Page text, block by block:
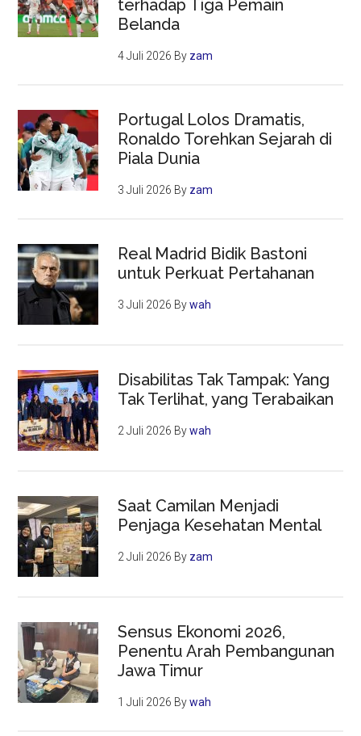
terhadap Tiga Pemain
Belanda
4 Juli 2026 By zam
Portugal Lolos Dramatis,
Ronaldo Torehkan Sejarah di
Piala Dunia
3 Juli 2026 By zam
Real Madrid Bidik Bastoni
untuk Perkuat Pertahanan
3 Juli 2026 Bywah
Disabilitas Tak Tampak: Yang
Tak Terlihat, yang Terabaikan
2 Juli 2026 Bywah
Saat Camilan Menjadi
Penjaga Kesehatan Mental
2 Juli 2026 By zam
Sensus Ekonomi 2026,
Penentu Arah Pembangunan
Jawa Timur
1 Juli 2026 Bywah